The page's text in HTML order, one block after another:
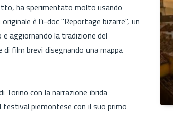
ha sperimentato molto usando
è l’i-doc "Reportage bizarre", un
aggiornando la tradizione del
film brevi disegnando una mappa
Torino con la narrazione ibrida
piemontese con il suo primo